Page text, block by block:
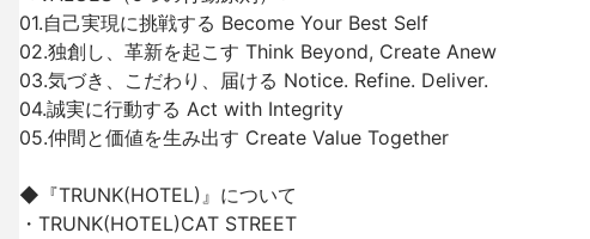
01.自己実現に挑戦する Become Your Best Self
02.独創し、革新を起こす Think Beyond, Create Anew
03.気づき、こだわり、届ける Notice. Refine. Deliver.
04.誠実に行動する Act with Integrity
05.仲間と価値を生み出す Create Value Together
◆『TRUNK(HOTEL)』について
・TRUNK(HOTEL)CAT STREET